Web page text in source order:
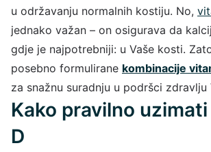
u održavanju normalnih kostiju. No,
jednako važan – on osigurava da
gdje je najpotrebniji: u Vaše kosti.
posebno formulirane kombinacije
za snažnu suradnju u podršci zdravlju
Kako pravilno
D